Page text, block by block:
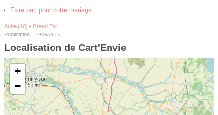
Faire part pour votre mariage
Aube (10) - Grand Est
Publication : 27/09/2016
Localisation de Cart'Envie
+
−